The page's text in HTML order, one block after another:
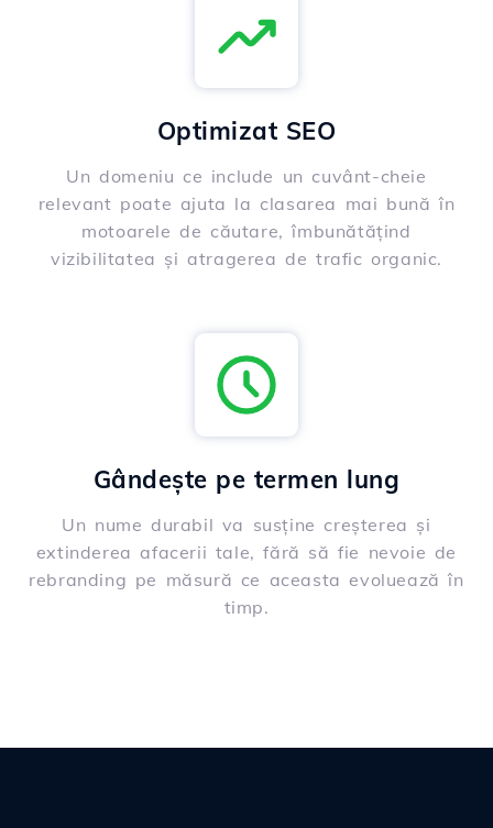
Optimizat SEO
Un domeniu ce include un cuvânt-cheie
relevant poate ajuta la clasarea mai bună în
motoarele de căutare, îmbunătățind
vizibilitatea și atragerea de trafic organic.
Gândește pe termen lung
Un nume durabil va susține creșterea și
extinderea afacerii tale, fără să fie nevoie de
rebranding pe măsură ce aceasta evoluează în
timp.